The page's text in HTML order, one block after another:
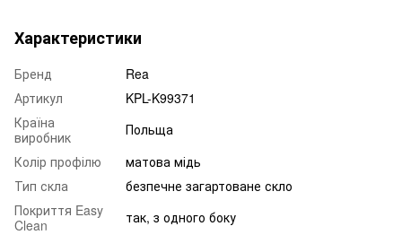
Характеристики
Бренд
Rea
Артикул
KPL-K99371
Країна
виробник
Польща
Колір профілю
матова мідь
Тип скла
безпечне загартоване скло
Покриття Easy
Clean
так, з одного боку